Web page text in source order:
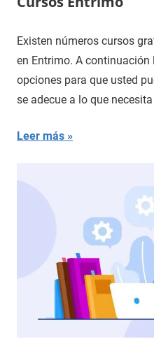
Existen números cursos
en Entrimo. A
opciones para que usted
se adecue a lo que
Leer más